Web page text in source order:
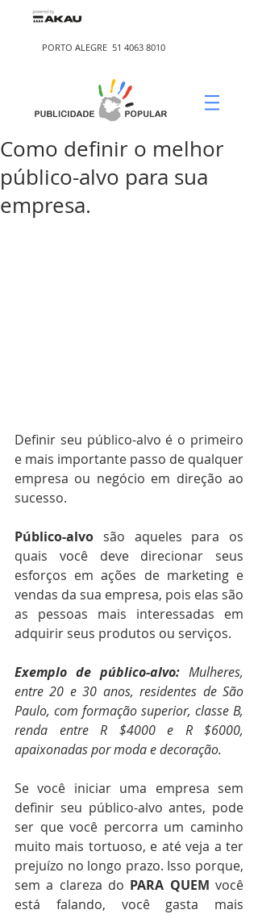
PORTO ALEGRE 51 4063 8010
Como definir o melhor
público-alvo para sua
empresa.
Definir seu público-alvo é o primeiro
e mais importante passo de qualquer
empresa ou negócio em direção ao
sucesso.
Público-alvo são aqueles para os
quais você deve direcionar seus
esforços em ações de marketing e
vendas da sua empresa, pois elas são
as pessoas mais interessadas em
adquirir seus produtos ou serviços.
Exemplo de público-alvo: Mulheres,
entre 20 e 30 anos, residentes de São
Paulo, com formação superior, classe B,
renda entre R $4000 e R $6000,
apaixonadas por moda e decoração.
Se você iniciar uma empresa sem
definir seu público-alvo antes, pode
ser que você percorra um caminho
muito mais tortuoso, e até veja a ter
prejuízo no longo prazo. Isso porque,
sem a clareza do PARA QUEM você
está falando, você gasta mais